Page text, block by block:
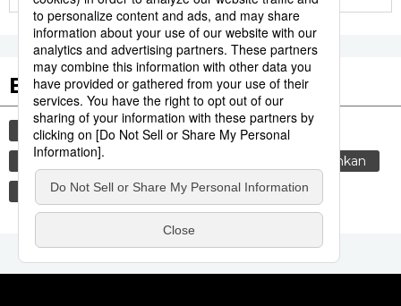
Etiquetas destacadas
cultura gastronomía vida
cortesía
comida
genkan
gastronomía japonesa
sociedad